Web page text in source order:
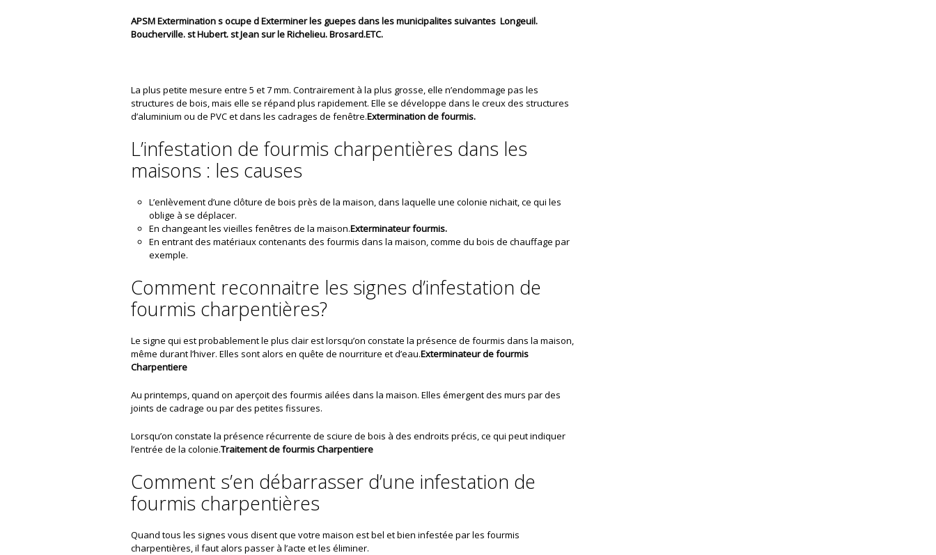
APSM Extermination s ocupe d Exterminer les guepes dans les municipalites suivantes Longeuil.
Boucherville. st Hubert. st Jean sur le Richelieu. Brosard.ETC.
La plus petite mesure entre 5 et 7 mm. Contrairement à la plus grosse, elle n’endommage pas les
structures de bois, mais elle se répand plus rapidement. Elle se développe dans le creux des structures
d’aluminium ou de PVC et dans les cadrages de fenêtre.Extermination de fourmis.
L’infestation de fourmis charpentières dans les
maisons : les causes
L’enlèvement d’une clôture de bois près de la maison, dans laquelle une colonie nichait, ce qui les
oblige à se déplacer.
En changeant les vieilles fenêtres de la maison.Exterminateur fourmis.
En entrant des matériaux contenants des fourmis dans la maison, comme du bois de chauffage par
exemple.
Comment reconnaitre les signes d’infestation de
fourmis charpentières?
Le signe qui est probablement le plus clair est lorsqu’on constate la présence de fourmis dans la maison,
même durant l’hiver. Elles sont alors en quête de nourriture et d’eau.Exterminateur de fourmis
Charpentiere
Au printemps, quand on aperçoit des fourmis ailées dans la maison. Elles émergent des murs par des
joints de cadrage ou par des petites fissures.
Lorsqu’on constate la présence récurrente de sciure de bois à des endroits précis, ce qui peut indiquer
l’entrée de la colonie.Traitement de fourmis Charpentiere
Comment s’en débarrasser d’une infestation de
fourmis charpentières
Quand tous les signes vous disent que votre maison est bel et bien infestée par les fourmis
charpentières, il faut alors passer à l’acte et les éliminer.